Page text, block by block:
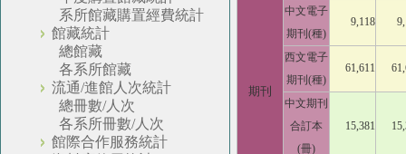
系所館藏購置經費統計
館藏統計
總館藏
各系所館藏
流通/進館人次統計
總冊數/人次
各系所冊數/人次
館際合作服務統計
期刊
中文電子
期刊(種)
9,118
西文電子
期刊(種)
61,611
中文期刊
合訂本
(冊)
15,381